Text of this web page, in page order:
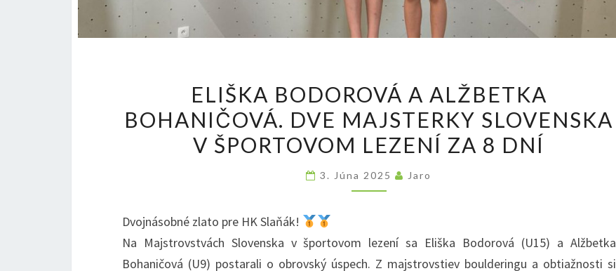
BODOROVÁ
A
ALŽBETKA
DVE
V
ŠPORTOVOM
ELIŠKA BODOROVÁ A ALŽBETKA
BOHANIČOVÁ. DVE MAJSTERKY SLOVENSKA
V ŠPORTOVOM LEZENÍ ZA 8 DNÍ
3. Júna 2025 Jaro
Dvojnásobné zlato pre HK Slaňák!
Na Majstrovstvách Slovenska v športovom lezení sa Eliška Bodorová (U15) a Alžbetka
Bohaničová (U9) postarali o obrovský úspech. Z majstrovstiev boulderingu a obtiažnosti si